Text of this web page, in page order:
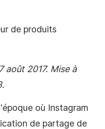
de produits
août 2017. Mise à
où Instagram
de partage de